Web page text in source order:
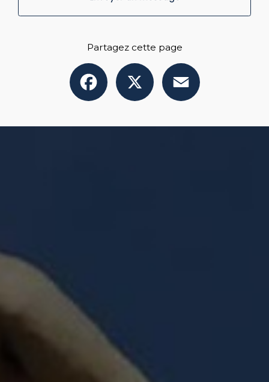
Partagez cette page
Facebook